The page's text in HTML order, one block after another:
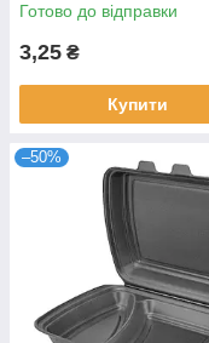
Готово до відправки
3,25 ₴
Купити
–50%